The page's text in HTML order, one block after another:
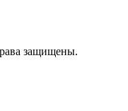
защищены.